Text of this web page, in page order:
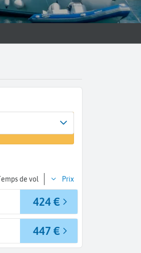
Temps de vol Prix
424 €
447 €